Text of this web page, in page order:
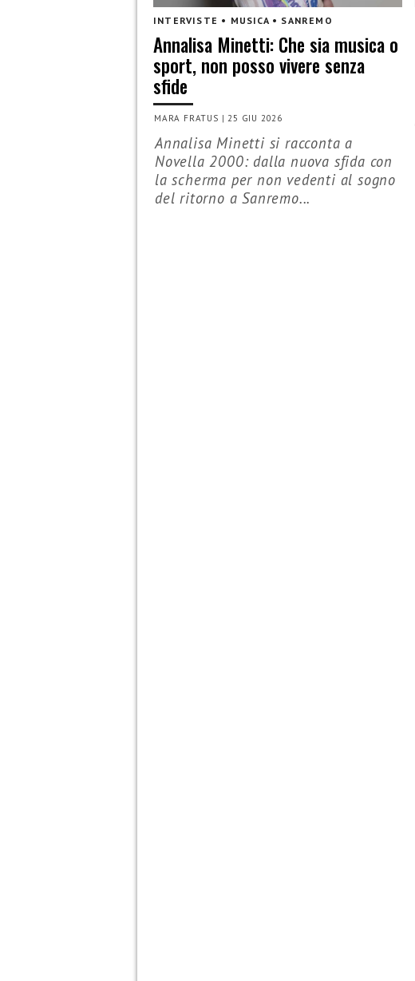
INTERVISTE • MUSICA • SANREMO
Annalisa Minetti: Che sia musica o
sport, non posso vivere senza
sfide
MARA FRATUS |25 GIU 2026
Annalisa Minetti si racconta a
Novella 2000: dalla nuova sfida con
la scherma per non vedenti al sogno
del ritorno a Sanremo...